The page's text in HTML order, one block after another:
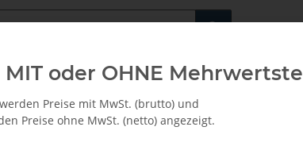
/ Mietkauf
MIT oder OHNE
Preise mit MwSt. (brutto) und
Preise ohne MwSt. (netto) angezeigt.